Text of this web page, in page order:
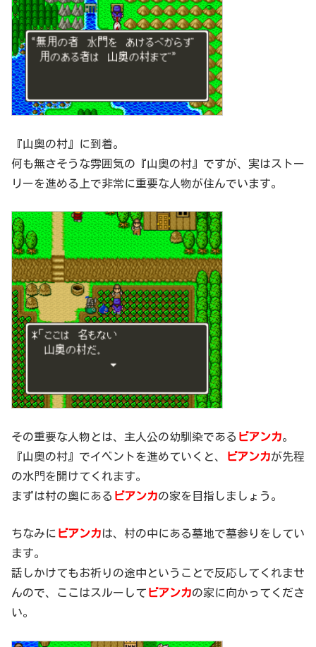
『山奥の村』に到着。
何も無さそうな雰囲気の『山奥の村』ですが、実はストー
リーを進める上で非常に重要な人物が住んでいます。
その重要な人物とは、主人公の幼馴染である ビアンカ。
『山奥の村』でイベントを進めていくと、
ビアンカが先程
の水門を開けてくれます。
まずは村の奥にある ビアンカの家を目指しましょう。
ちなみに ビアンカは、村の中にある墓地で墓参りをしてい
ます。
話しかけてもお祈りの途中ということで反応してくれませ
んので、ここはスルーして ビアンカの家に向かってくださ
い。